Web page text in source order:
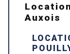
location benne à Pouilly-en-
Auxois